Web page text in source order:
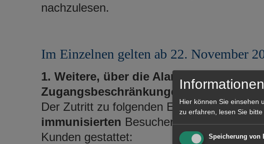
nachzulesen.
Im Einzelnen gelten ab 22. November
1. Weitere, über die Alarmstufe
Zugangsbeschränkungen:
Der Zutritt zu folgenden Einrichtungen ist
immunisierten Besucherinnen und
Kunden gestattet:
Hier können Sie einsehen
zu erfahren, lesen Sie
Speicherung von